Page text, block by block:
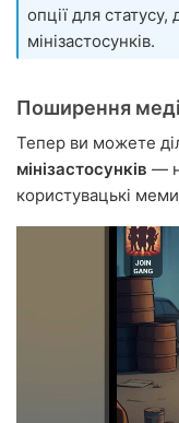
опції для
мінізастосунків.
Поширення
Тепер ви можете
мінізастосунків —
користувацькі